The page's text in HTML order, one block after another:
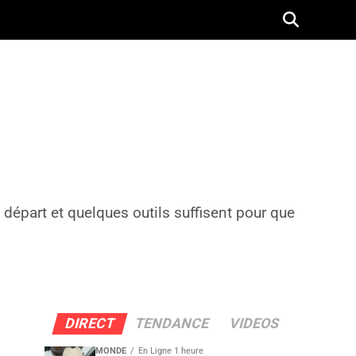
et quelques outils suffisent pour que
DIRECT TENDANCE VIDEOS
MONDE En Ligne 1 heure